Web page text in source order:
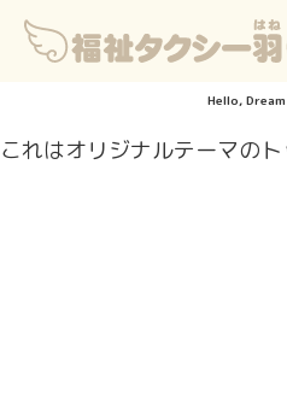
Hello,
これはオリジナルテーマのト